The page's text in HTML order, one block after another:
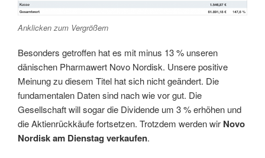
Anklicken zum Vergrößern
Besonders getroffen hat es mit minus 13 % unseren
dänischen Pharmawert Novo Nordisk. Unsere positive
Meinung zu diesem Titel hat sich nicht geändert. Die
fundamentalen Daten sind nach wie vor gut. Die
Gesellschaft will sogar die Dividende um 3 % erhöhen und
die Aktienrückkäufe fortsetzen. Trotzdem werden wir Novo
Nordisk am Dienstag verkaufen.